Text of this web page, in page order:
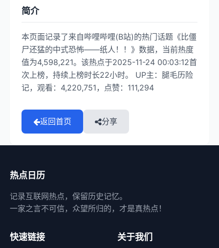
简介
本页面记录了来自哔哩哔哩(B站)的热门话题《比僵
尸还猛的中式恐怖——纸人！！》数据，当前热度
值为4,598,221。该热点于2025-11-24 00:03:12首
次上榜，持续上榜时长22小时。 UP主：腿毛历险
记，观看：4,220,751，点赞：111,294
返回首页 分享
热点日历
记录互联网热点，保留历史记忆。
一家之言不可信，众望所归的，才是真热点！
快速链接 关于我们